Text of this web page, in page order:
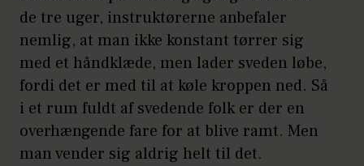
de tre uger, instruktørerne anbefaler
nemlig, at man ikke konstant tørrer sig
med et håndklæde, men lader sveden løbe,
fordi det er med til at køle kroppen ned. Så
i et rum fuldt af svedende folk er der en
overhængende fare for at blive ramt. Men
man vender sig aldrig helt til det.